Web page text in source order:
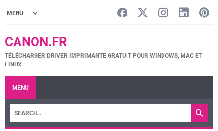
CANON.FR
TÉLÉCHARGER DRIVER IMPRIMANTE GRATUIT POUR WINDOWS, MAC ET
LINUX
MENU